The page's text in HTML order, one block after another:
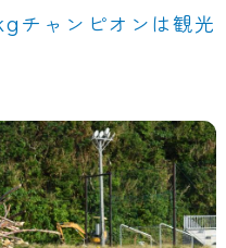
チャンピオンは観光